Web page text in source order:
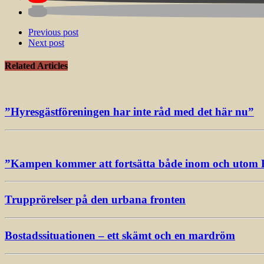
Previous post
Next post
Related Articles
”Hyresgästföreningen har inte råd med det här nu”
”Kampen kommer att fortsätta både inom och utom
Trupprörelser på den urbana fronten
Bostadssituationen – ett skämt och en mardröm